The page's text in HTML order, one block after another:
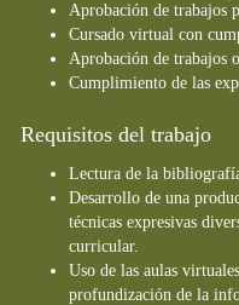
Aprobación de trabajos
Cursado virtual con
Aprobación de trabajos
Cumplimiento de las
Requisitos del trabajo
Lectura de la
Desarrollo de una
técnicas expresivas
curricular.
Uso de las aulas
profundización de la